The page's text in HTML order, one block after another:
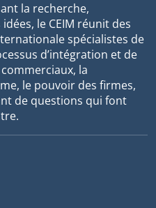
la recherche,
le CEIM réunit des
spécialistes de
d’intégration et de
la
le pouvoir des firmes,
de questions qui font